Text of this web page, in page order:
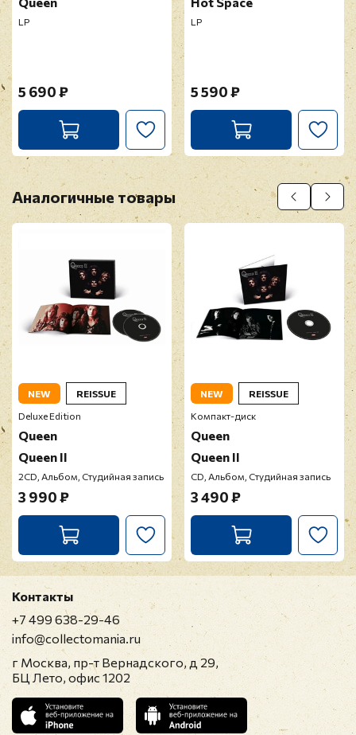
Прикрепить фото
Оставить отзыв
Перед публикацией отзывы проходят
модерацию
LP
5 690 ₽
LP
5 590 ₽
Аналогичные товары
NEW
REISSUE
Deluxe Edition
Queen
Queen II
2CD, Альбом, Студийная запись
3 990 ₽
NEW
REISSUE
Компакт-диск
Queen
Queen II
CD, Альбом, Студийная запись
3 490 ₽
Контакты
+7 499 638-29-46
info@collectomania.ru
г Москва, пр-т Вернадского, д 29,
БЦ Лето, офис 1202